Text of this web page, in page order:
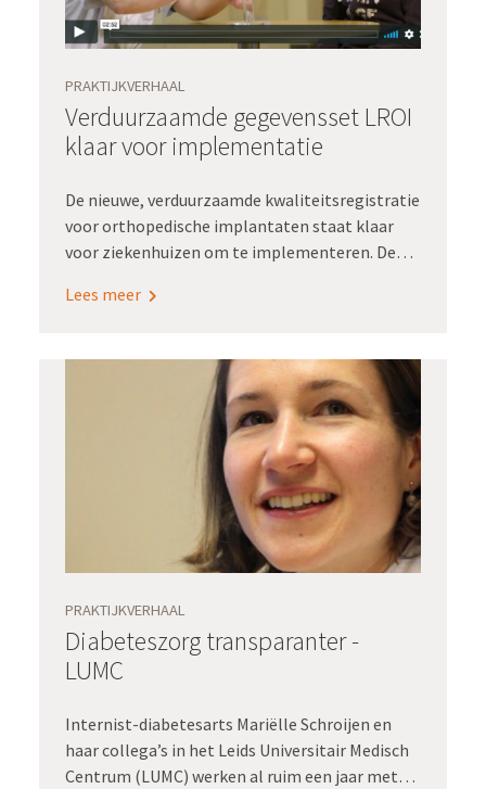
PRAKTIJKVERHAAL
Verduurzaamde gegevensset LROI
klaar voor implementatie
De nieuwe, verduurzaamde kwaliteitsregistratie
voor orthopedische implantaten staat klaar
voor ziekenhuizen om te implementeren. Deze
zorginformatie die relevant is voor het
vastgelegd in het epd is apart registreren voor
de kwaliteitsregistratie niet meer nodig. Dat
scheelt niet alleen kostbare tijd, maar levert
ook betere data op voor onder meer
wetenschappelijk onderzoek. De
verduurzaamde dataset LROI is te vinden bij de
Nederlandse Orthopaedische Vereniging (NOV),
de wetenschappelijke vereniging van
orthopedisch chirurgen.
Lees meer
PRAKTIJKVERHAAL
Diabeteszorg transparanter -
LUMC
Internist-diabetesarts Mariëlle Schroijen en
haar collega’s in het Leids Universitair Medisch
Centrum (LUMC) werken al ruim een jaar met